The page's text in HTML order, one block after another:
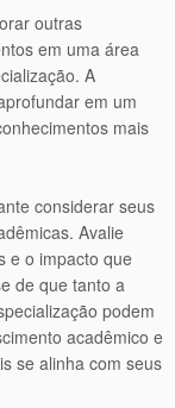
outras
em uma área
A
em um
mais
considerar seus
Avalie
e o impacto que
de que tanto a
podem
acadêmico e
se alinha com seus